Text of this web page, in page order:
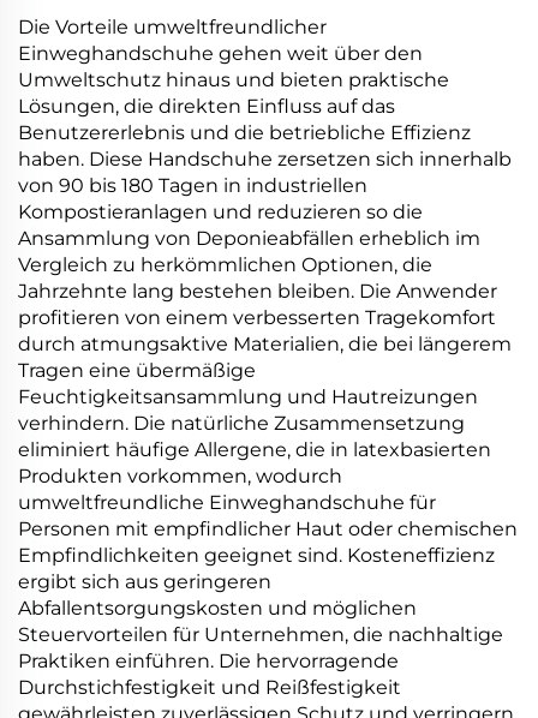
Die Vorteile umweltfreundlicher
Einweghandschuhe gehen weit über den
Umweltschutz hinaus und bieten praktische
Lösungen, die direkten Einfluss auf das
Benutzererlebnis und die betriebliche Effizienz
haben. Diese Handschuhe zersetzen sich innerhalb
von 90 bis 180 Tagen in industriellen
Kompostieranlagen und reduzieren so die
Ansammlung von Deponieabfällen erheblich im
Vergleich zu herkömmlichen Optionen, die
Jahrzehnte lang bestehen bleiben. Die Anwender
profitieren von einem verbesserten Tragekomfort
durch atmungsaktive Materialien, die bei längerem
Tragen eine übermäßige
Feuchtigkeitsansammlung und Hautreizungen
verhindern. Die natürliche Zusammensetzung
eliminiert häufige Allergene, die in latexbasierten
Produkten vorkommen, wodurch
umweltfreundliche Einweghandschuhe für
Personen mit empfindlicher Haut oder chemischen
Empfindlichkeiten geeignet sind. Kosteneffizienz
ergibt sich aus geringeren
Abfallentsorgungskosten und möglichen
Steuervorteilen für Unternehmen, die nachhaltige
Praktiken einführen. Die hervorragende
Durchstichfestigkeit und Reißfestigkeit